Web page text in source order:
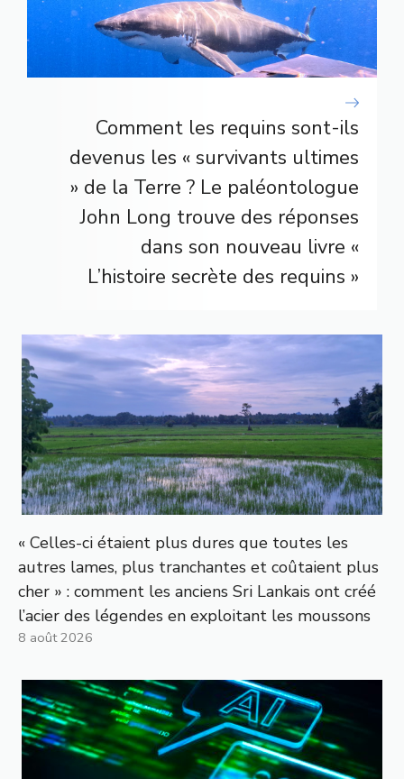
Comment les requins sont-ils
devenus les « survivants ultimes
» de la Terre ? Le paléontologue
John Long trouve des réponses
dans son nouveau livre «
L’histoire secrète des requins »
« Celles-ci étaient plus dures que toutes les
autres lames, plus tranchantes et coûtaient plus
cher » : comment les anciens Sri Lankais ont créé
l’acier des légendes en exploitant les moussons
8 août 2026